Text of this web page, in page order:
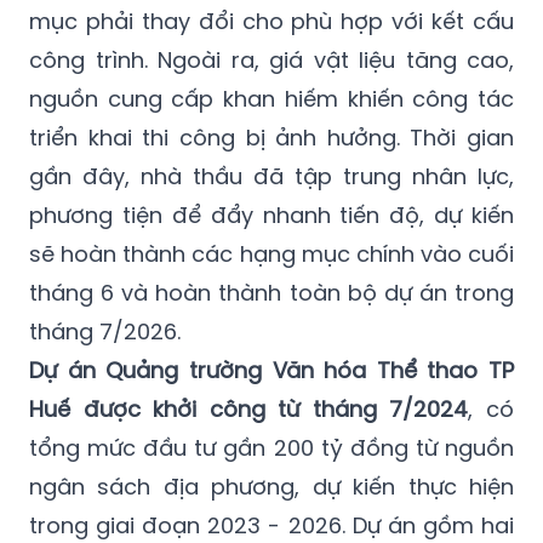
mục phải thay đổi cho phù hợp với kết cấu
công trình. Ngoài ra, giá vật liệu tăng cao,
nguồn cung cấp khan hiếm khiến công tác
triển khai thi công bị ảnh hưởng. Thời gian
gần đây, nhà thầu đã tập trung nhân lực,
phương tiện để đẩy nhanh tiến độ, dự kiến
sẽ hoàn thành các hạng mục chính vào cuối
tháng 6 và hoàn thành toàn bộ dự án trong
tháng 7/2026.
Dự án Quảng trường Văn hóa Thể thao TP
Huế được khởi công từ tháng 7/2024, có
tổng mức đầu tư gần 200 tỷ đồng từ nguồn
ngân sách địa phương, dự kiến thực hiện
trong giai đoạn 2023 - 2026. Dự án gồm hai